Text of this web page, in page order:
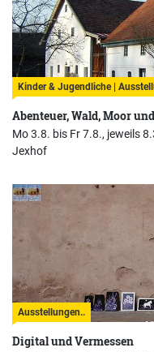
Kinder & Jugendliche |
Abenteuer, Wald, Moor
Mo 3.8. bis Fr 7.8., jeweils
Jexhof
Ausstellungen..
Digital und Vermessen